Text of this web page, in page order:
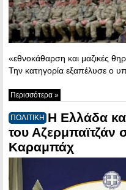
«εθνοκάθαρση και μαζικές
Την κατηγορία εξαπέλυσε ο
Περισσότερα »
ΠΟΛΙΤΙΚΗ Η Ελλάδα
του Αζερμπαϊτζάν
Καραμπάχ